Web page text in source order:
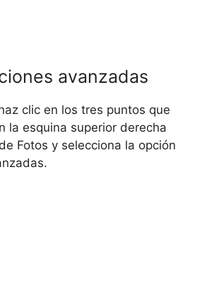
avanzadas
clic en los tres puntos que
la esquina superior derecha
Fotos y selecciona la opción